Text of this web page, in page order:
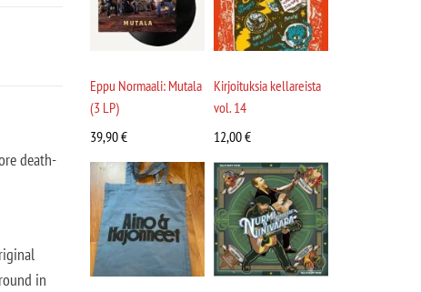
death-
in
Eppu Normaali: Mutala
(3 LP)
39,90€
Kirjoituksia kellareista
vol. 14
12,00€